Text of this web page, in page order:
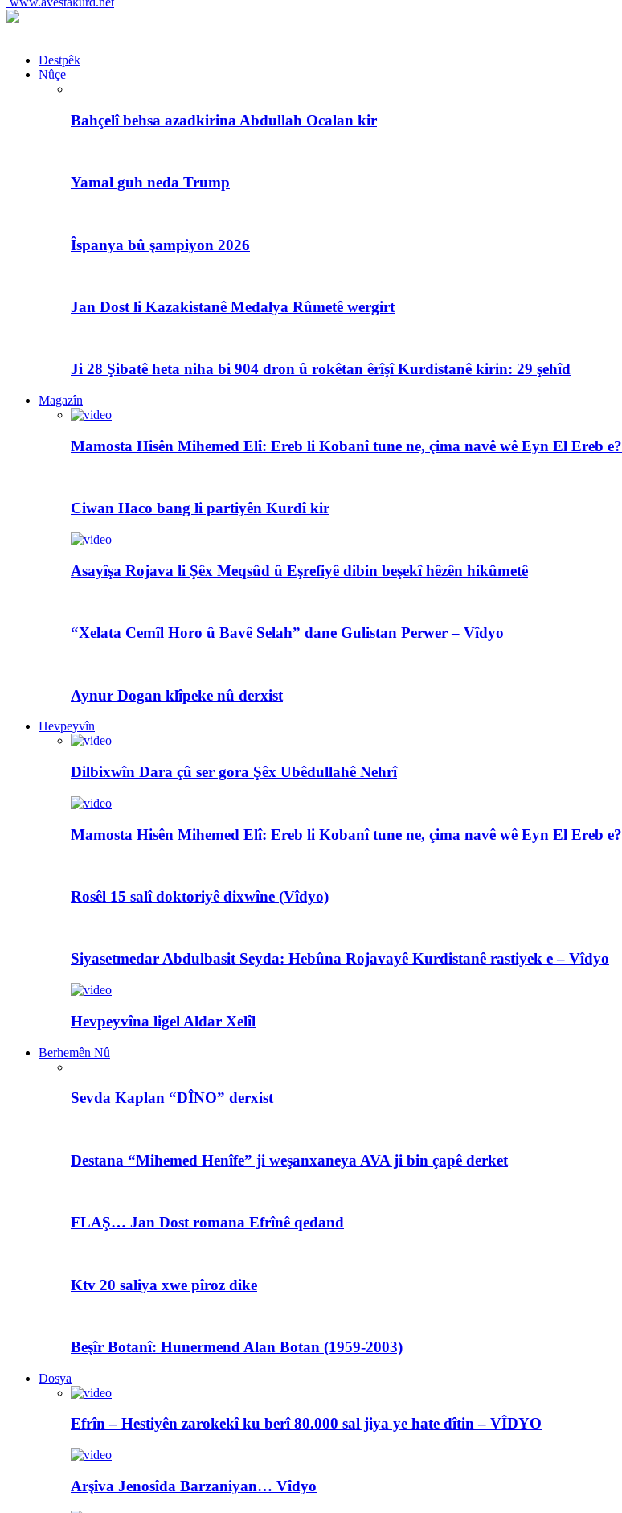
Destpêk
Nûçe
Bahçelî behsa azadkirina Abdullah Ocalan kir
Yamal guh neda Trump
Îspanya bû şampiyon 2026
Jan Dost li Kazakistanê Medalya Rûmetê wergirt
Ji 28 Şibatê heta niha bi 904 dron û rokêtan êrîşî Kurdistanê kirin: 29 şehîd
Magazîn
Mamosta Hisên Mihemed Elî: Ereb li Kobanî tune ne, çima navê wê Eyn El Ereb e?
Ciwan Haco bang li partiyên Kurdî kir
Asayîşa Rojava li Şêx Meqsûd û Eşrefiyê dibin beşekî hêzên hikûmetê
“Xelata Cemîl Horo û Bavê Selah” dane Gulistan Perwer – Vîdyo
Aynur Dogan klîpeke nû derxist
Hevpeyvîn
Dilbixwîn Dara çû ser gora Şêx Ubêdullahê Nehrî
Mamosta Hisên Mihemed Elî: Ereb li Kobanî tune ne, çima navê wê Eyn El Ereb e?
Rosêl 15 salî doktoriyê dixwîne (Vîdyo)
Siyasetmedar Abdulbasit Seyda: Hebûna Rojavayê Kurdistanê rastiyek e – Vîdyo
Hevpeyvîna ligel Aldar Xelîl
Berhemên Nû
Sevda Kaplan “DÎNO” derxist
Destana “Mihemed Henîfe” ji weşanxaneya AVA ji bin çapê derket
FLAŞ… Jan Dost romana Efrînê qedand
Ktv 20 saliya xwe pîroz dike
Beşîr Botanî: Hunermend Alan Botan (1959-2003)
Dosya
Efrîn – Hestiyên zarokekî ku berî 80.000 sal jiya ye hate dîtin – VÎDYO
Arşîva Jenosîda Barzaniyan… Vîdyo